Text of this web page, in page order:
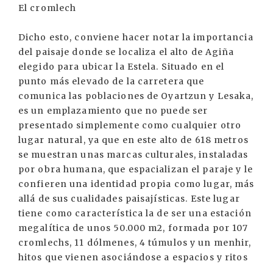
El cromlech
Dicho esto, conviene hacer notar la importancia
del paisaje donde se localiza el alto de Agiña
elegido para ubicar la Estela. Situado en el
punto más elevado de la carretera que
comunica las poblaciones de Oyartzun y Lesaka,
es un emplazamiento que no puede ser
presentado simplemente como cualquier otro
lugar natural, ya que en este alto de 618 metros
se muestran unas marcas culturales, instaladas
por obra humana, que espacializan el paraje y le
confieren una identidad propia como lugar, más
allá de sus cualidades paisajísticas. Este lugar
tiene como característica la de ser una estación
megalítica de unos 50.000 m2, formada por 107
cromlechs, 11 dólmenes, 4 túmulos y un menhir,
hitos que vienen asociándose a espacios y ritos